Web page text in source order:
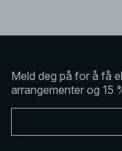
Meld deg på for å få
arrangementer og 15